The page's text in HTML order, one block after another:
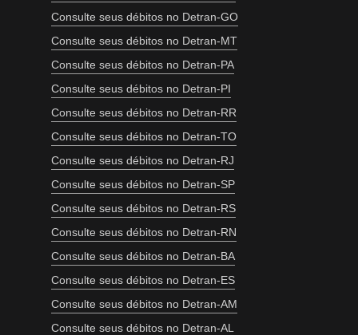
Consulte seus débitos no Detran-GO
Consulte seus débitos no Detran-MT
Consulte seus débitos no Detran-PA
Consulte seus débitos no Detran-PI
Consulte seus débitos no Detran-RR
Consulte seus débitos no Detran-TO
Consulte seus débitos no Detran-RJ
Consulte seus débitos no Detran-SP
Consulte seus débitos no Detran-RS
Consulte seus débitos no Detran-RN
Consulte seus débitos no Detran-BA
Consulte seus débitos no Detran-ES
Consulte seus débitos no Detran-AM
Consulte seus débitos no Detran-AL